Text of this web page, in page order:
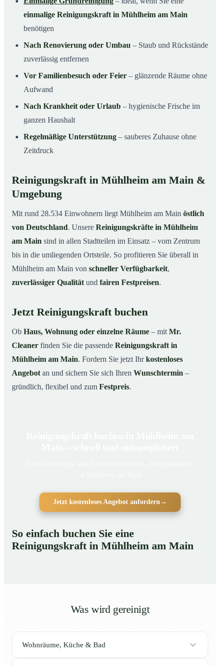
einmalige Reinigungskraft in Mühlheim am Main
benötigen
Nach Renovierung oder Umbau – Staub und Rückstände
zuverlässig entfernen
Vor Familienbesuch oder Feier – glänzende Räume ohne
Aufwand
Nach Krankheit oder Urlaub – hygienische Frische im
ganzen Haushalt
Regelmäßige Unterstützung – sauberes Zuhause ohne
Zeitdruck
Reinigungskraft in Mühlheim am Main &
Umgebung
Mit rund 28.534 Einwohnern liegt Mühlheim am Main östlich
von Deutschland. Unsere Reinigungskräfte in Mühlheim
am Main sind in allen Stadtteilen im Einsatz – vom Zentrum
bis in die umliegenden Ortsteile. So profitieren Sie überall in
Mühlheim am Main von schneller Verfügbarkeit,
zuverlässiger Qualität und fairen Festpreisen.
Jetzt Reinigungskraft buchen
Ob Haus, Wohnung oder einzelne Räume – mit Mr.
Cleaner finden Sie die passende Reinigungskraft in
Mühlheim am Main. Fordern Sie jetzt Ihrkostenloses
Angebot an und sichern Sie sich Ihren Wunschtermin –
gründlich, flexibel und zum Festpreis.
Jetzt kostenloses Angebot anfordern→
So einfach buchen Sie eine
Reinigungskraft in Mühlheim am Main
Was wird gereinigt
Wohnräume, Küche & Bad